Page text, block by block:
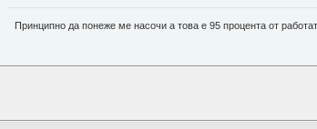
Принципно да понеже ме насочи а това е 95 процента от